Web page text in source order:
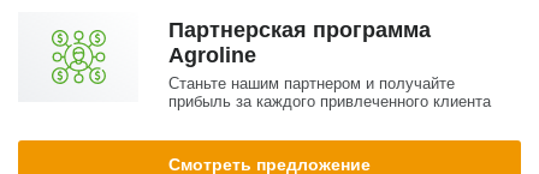
Партнерская программа
Agroline
Станьте нашим партнером и получайте
прибыль за каждого привлеченного клиента
Смотреть предложение